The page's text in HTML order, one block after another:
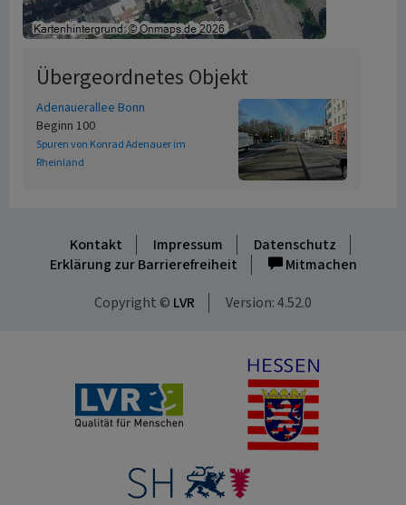
Übergeordnetes Objekt
Adenauerallee Bonn
Beginn 100
Spuren von Konrad Adenauer im
Rheinland
Kontakt Impressum
Datenschutz
Erklärung zur Barrierefreiheit
Mitmachen
Copyright © LVR Version: 4.52.0